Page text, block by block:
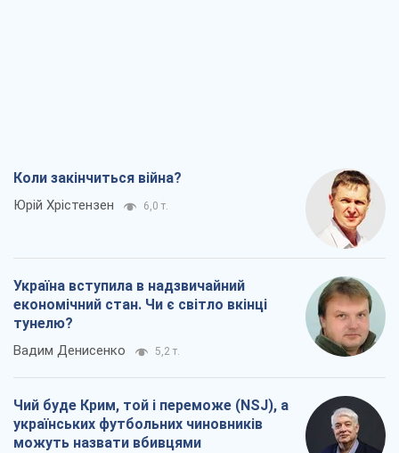
Коли закінчиться війна?
Юрій Хрістензен 6,0 т.
Україна вступила в надзвичайний
економічний стан. Чи є світло вкінці
тунелю?
Вадим Денисенко 5,2 т.
Чий буде Крим, той і переможе (NSJ), а
українських футбольних чиновників
можуть назвати вбивцями